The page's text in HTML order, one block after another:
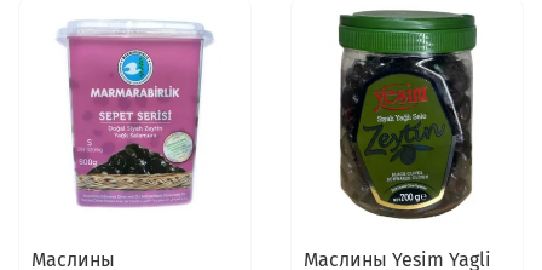
Маслины
Маслины Yesim Yagli